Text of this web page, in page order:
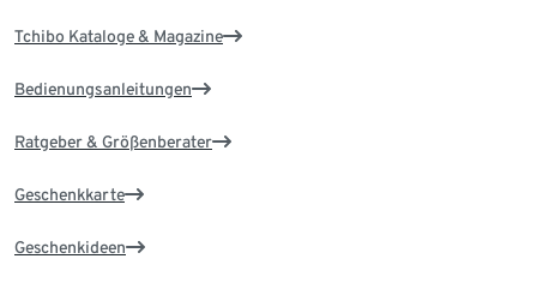
Tchibo Kataloge & Magazine
Bedienungsanleitungen
Ratgeber & Größenberater
Geschenkkarte
Geschenkideen